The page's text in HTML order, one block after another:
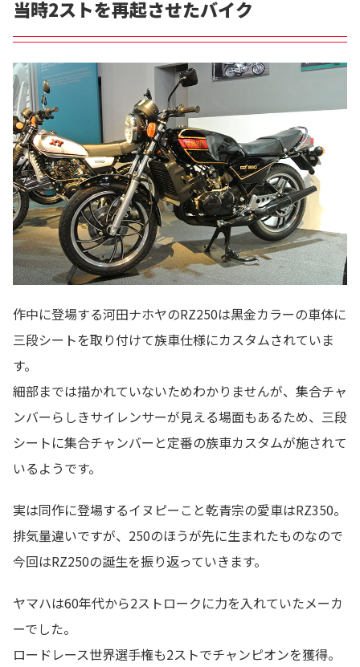
当時2ストを再起させたバイク
作中に登場する河田ナホヤのRZ250は黒金カラーの車体に
三段シートを取り付けて族車仕様にカスタムされていま
す。
細部までは描かれていないためわかりませんが、集合チャ
ンバーらしきサイレンサーが見える場面もあるため、三段
シートに集合チャンバーと定番の族車カスタムが施されて
いるようです。
実は同作に登場するイヌピーこと乾青宗の愛車はRZ350。
排気量違いですが、250のほうが先に生まれたものなので
今回はRZ250の誕生を振り返っていきます。
ヤマハは60年代から2ストロークに力を入れていたメーカ
ーでした。
ロードレース世界選手権も2ストでチャンピオンを獲得。